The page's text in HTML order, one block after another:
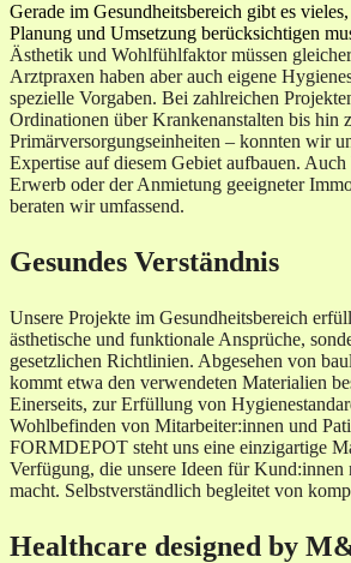
Gerade im Gesundheitsbereich gibt es
Planung und Umsetzung berücksichtigen
Ästhetik und Wohlfühlfaktor müssen
Arztpraxen haben aber auch eigene
spezielle Vorgaben. Bei zahlreichen
Ordinationen über Krankenanstalten bis hin
Primärversorgungseinheiten – konnten wir
Expertise auf diesem Gebiet aufbauen.
Erwerb oder der Anmietung geeigneter
beraten wir umfassend.
Gesundes Verständnis
Unsere Projekte im Gesundheitsbereich
ästhetische und funktionale Ansprüche,
gesetzlichen Richtlinien. Abgesehen von
kommt etwa den verwendeten Materialien
Einerseits, zur Erfüllung von
Wohlbefinden von Mitarbeiter:innen und
FORMDEPOT steht uns eine einzigartige
Verfügung, die unsere Ideen für Kund:innen
macht. Selbstverständlich begleitet von
Healthcare designed by